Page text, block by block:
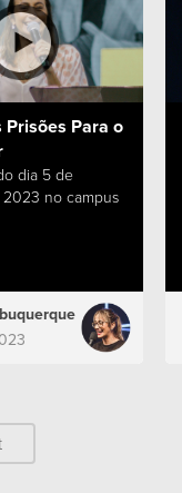
Prisões Para o
dia 5 de
no campus